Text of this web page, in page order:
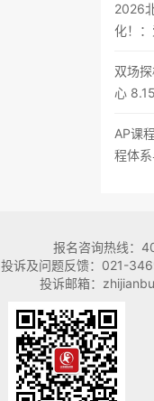
2026
化！
双场
心
AP课
程体
报名咨询热线：
投诉及问题反馈： 021-
投诉邮箱：